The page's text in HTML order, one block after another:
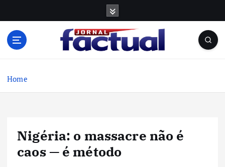
Home
Nigéria: o massacre não é
caos — é método